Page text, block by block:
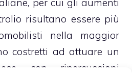
per cui gli aumenti
risultano essere più
nella maggior
costretti ad attuare un
con ripercussioni